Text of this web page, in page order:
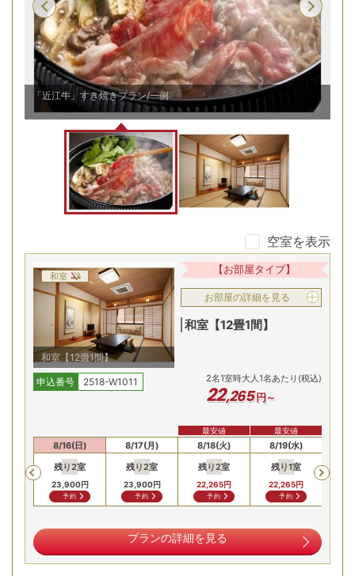
「近江牛」すき焼きプラン/一例
空室を表示
和室
和室【12畳1間】
【お部屋タイプ】
お部屋の詳細を見る
和室【12畳1間】
申込番号 2518-W1011 2名1室時大人1名あたり(税込)
22,265円～
Previous
8/16(日)
残り2室
23,900円
予約
8/17(月)
残り2室
23,900円
予約
8/18(火)
残り2室
22,265円
予約
最安値
8/19(水)
残り1室
22,265円
予約
最安値
プランの詳細を見る